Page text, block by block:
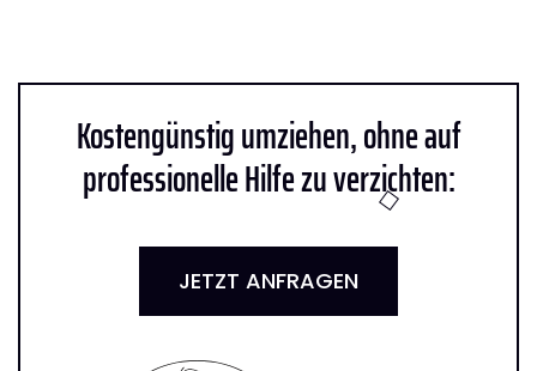
Kostengünstig umziehen, ohne auf
professionelle Hilfe zu verzichten:
JETZT ANFRAGEN